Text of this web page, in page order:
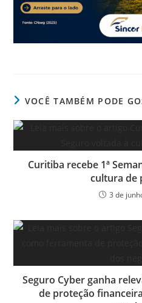
VOCÊ TAMBÉM PODE
Curitiba recebe 1ª
cultura de
3 de
Seguro Cyber ganha
de proteção